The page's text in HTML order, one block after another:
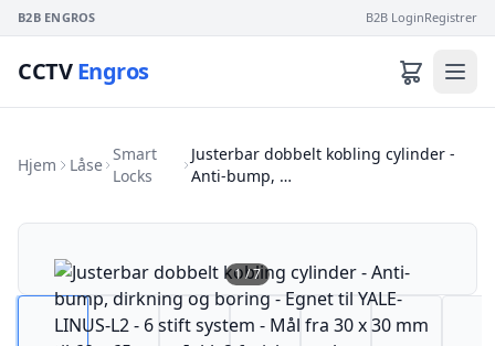
B2B ENGROS B2B LoginRegistrer
CCTVEngros
Hjem Låse
Smart
Locks
Justerbar dobbelt kobling cylinder -
Anti-bump, …
1/7